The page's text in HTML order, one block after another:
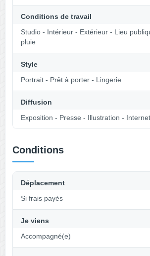
Conditions de travail
Studio - Intérieur - Extérieur - Lieu
pluie
Style
Portrait - Prêt à porter - Lingerie
Diffusion
Exposition - Presse - Illustration - Internet
Conditions
Déplacement
Si frais payés
Je viens
Accompagné(e)